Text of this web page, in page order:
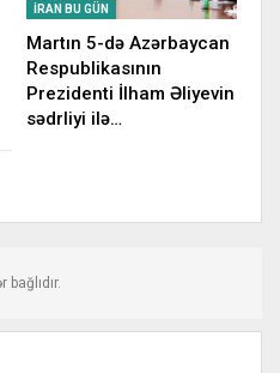
İRAN BU GÜN
Martın 5-də Azərbaycan
Respublikasının
Prezidenti İlham Əliyevin
sədrliyi ilə…
bağlıdır.